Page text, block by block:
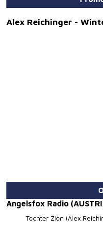
Alex Reichinger -
Angelsfox Radio
Tochter Zion (Alex